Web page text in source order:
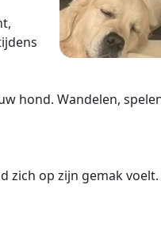
hond. Wandelen,
zich op zijn gemak voelt.